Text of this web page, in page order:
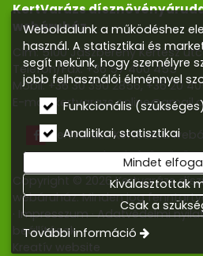
KertVarázs
webáruház
Cím: 5100 Jászberény Kertész
Telefon/Fax:+36 57 400 455
Mobil:+36 30 390 2856,+36 20
E-mail:
Kertvarázs Kertészeti
kerti tó,
Copyright © 2026 Kertvarázs
webáruház. Minden jog
Impresszum Adatvédelmi
beállítások
Kreatív website
Weboldalunk a működéshez
használ. A statisztikai és
segít nekünk, hogy személyre
jobb felhasználói élménnyel
Funkcionális
Analitikai, statisztikai
Mindet
Kiválasztottak
Csak a
További információ